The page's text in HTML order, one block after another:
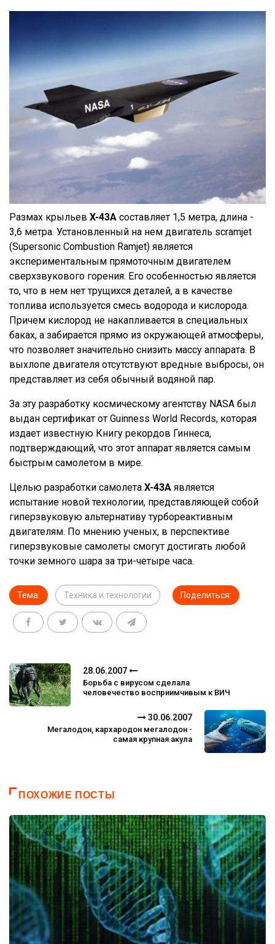
Размах крыльев X-43A составляет 1,5 метра, длина -
3,6 метра. Установленный на нем двигатель scramjet
(Supersonic Combustion Ramjet) является
экспериментальным прямоточным двигателем
сверхзвукового горения. Его особенностью является
то, что в нем нет трущихся деталей, а в качестве
топлива используется смесь водорода и кислорода.
Причем кислород не накапливается в специальных
баках, а забирается прямо из окружающей атмосферы,
что позволяет значительно снизить массу аппарата. В
выхлопе двигателя отсутствуют вредные выбросы, он
представляет из себя обычный водяной пар.
За эту разработку космическому агентству NASA был
выдан сертификат от Guinness World Records, которая
издает известную Книгу рекордов Гиннеса,
подтверждающий, что этот аппарат является самым
быстрым самолетом в мире.
Целью разработки самолета X-43A является
испытание новой технологии, представляющей собой
гиперзвуковую альтернативу турбореактивным
двигателям. По мнению ученых, в перспективе
гиперзвуковые самолеты смогут достигать любой
точки земного шара за три-четыре часа.
Тема: Техника и технологии Поделиться:
28.06.2007
Борьба с вирусом сделала
человечество восприимчивым к ВИЧ
30.06.2007
Мегалодон, кархародон мегалодон -
самая крупная акула
ПОХОЖИЕ ПОСТЫ